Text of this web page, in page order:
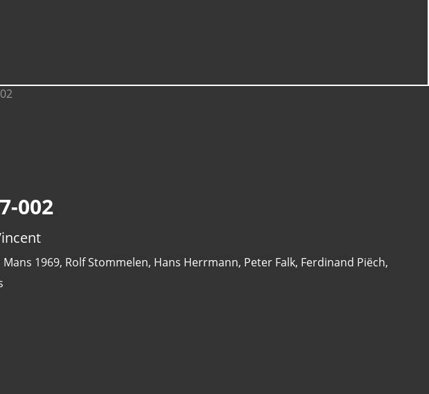
002
1969, Rolf Stommelen, Hans Herrmann, Peter Falk, Ferdinand Piëch,